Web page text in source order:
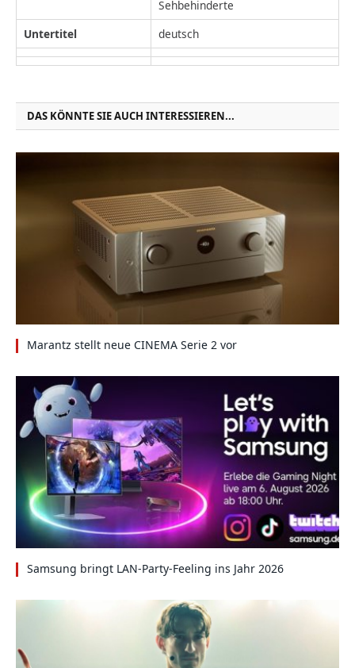
Sehbehinderte
Untertitel
deutsch
DAS KÖNNTE SIE AUCH INTERESSIEREN...
Marantz stellt neue CINEMA Serie 2 vor
Samsung bringt LAN-Party-Feeling ins Jahr 2026